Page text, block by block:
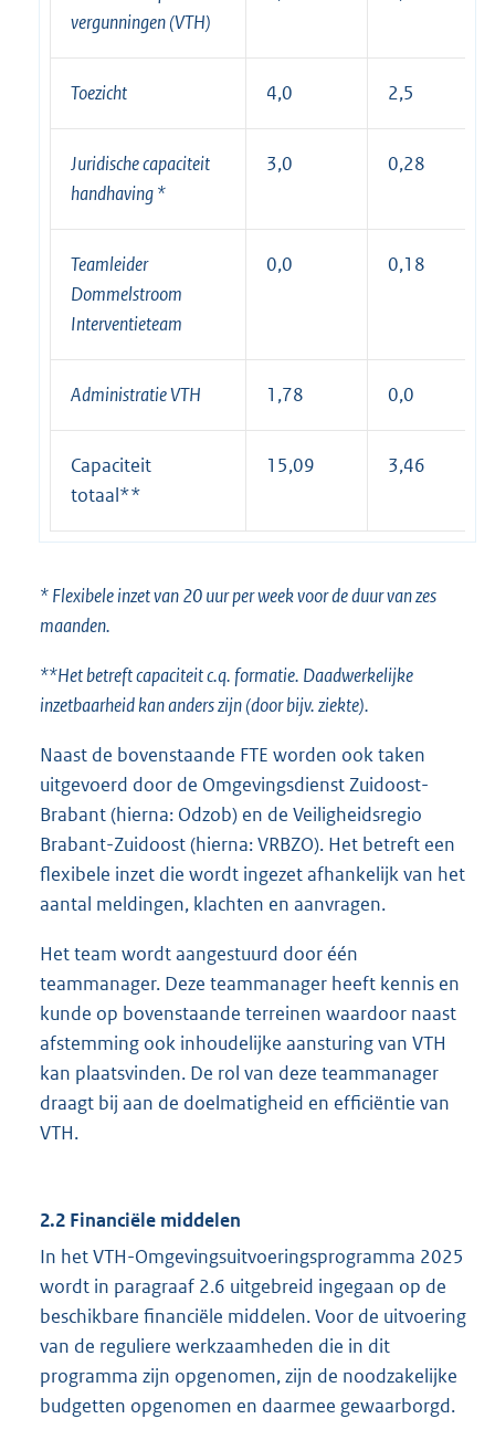
vergunningen (VTH)
Toezicht 4,0 2,5
Juridische capaciteit
handhaving *
3,0 0,28
Teamleider
Dommelstroom
Interventieteam
0,0 0,18
Administratie VTH 1,78 0,0
Capaciteit
totaal**
15,09 3,46
* Flexibele inzet van 20 uur per week voor de duur van zes
maanden.
**Het betreft capaciteit c.q. formatie. Daadwerkelijke
inzetbaarheid kan anders zijn (door bijv. ziekte).
Naast de bovenstaande FTE worden ook taken
uitgevoerd door de Omgevingsdienst Zuidoost-
Brabant (hierna: Odzob) en de Veiligheidsregio
Brabant-Zuidoost (hierna: VRBZO). Het betreft een
flexibele inzet die wordt ingezet afhankelijk van het
aantal meldingen, klachten en aanvragen.
Het team wordt aangestuurd door één
teammanager. Deze teammanager heeft kennis en
kunde op bovenstaande terreinen waardoor naast
afstemming ook inhoudelijke aansturing van VTH
kan plaatsvinden. De rol van deze teammanager
draagt bij aan de doelmatigheid en efficiëntie van
VTH.
2.2 Financiële middelen
In het VTH-Omgevingsuitvoeringsprogramma 2025
wordt in paragraaf 2.6 uitgebreid ingegaan op de
beschikbare financiële middelen. Voor de uitvoering
van de reguliere werkzaamheden die in dit
programma zijn opgenomen, zijn de noodzakelijke
budgetten opgenomen en daarmee gewaarborgd.